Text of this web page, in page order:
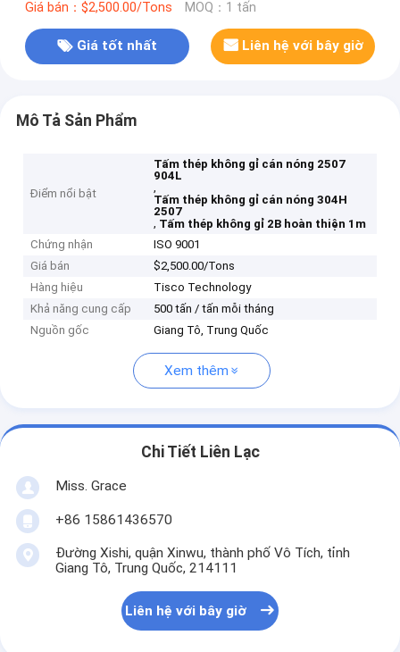
Giá bán：$2,500.00/Tons MOQ：1 tấn
Giá tốt nhất Liên hệ với bây giờ
Mô Tả Sản Phẩm
Điểm nổi bật
Tấm thép không gỉ cán nóng 2507
904L
,
Tấm thép không gỉ cán nóng 304H
2507
, Tấm thép không gỉ 2B hoàn thiện 1m
Chứng nhận
ISO 9001
Giá bán
$2,500.00/Tons
Hàng hiệu
Tisco Technology
Khả năng cung cấp
500 tấn / tấn mỗi tháng
Nguồn gốc
Giang Tô, Trung Quốc
Xem thêm
Chi Tiết Liên Lạc
Miss. Grace
+86 15861436570
Đường Xishi, quận Xinwu, thành phố Vô Tích, tỉnh
Giang Tô, Trung Quốc, 214111
Liên hệ với bây giờ